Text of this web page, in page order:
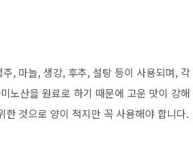
, 마늘, 생강, 후추, 설탕 등이 사용되며, 각
노산을 원료로 하기 때문에 고운 맛이 강해
것으로 양이 적지만 꼭 사용해야 합니다.